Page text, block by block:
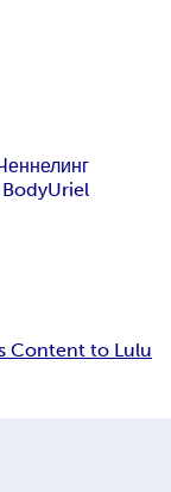
Uriel
Content to Lulu